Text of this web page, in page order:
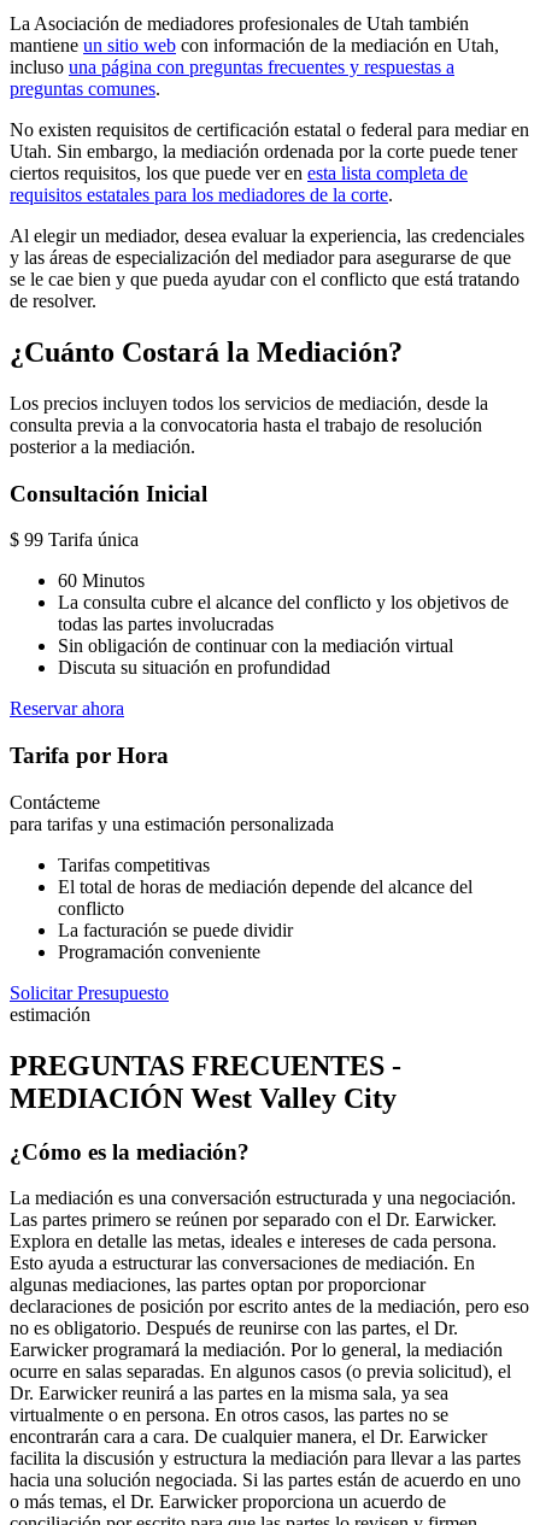
La Asociación de mediadores profesionales de Utah también
mantiene un sitio web con información de la mediación en Utah,
incluso una página con preguntas frecuentes y respuestas a
preguntas comunes.
No existen requisitos de certificación estatal o federal para mediar en
Utah. Sin embargo, la mediación ordenada por la corte puede tener
ciertos requisitos, los que puede ver en esta lista completa de
requisitos estatales para los mediadores de la corte.
Al elegir un mediador, desea evaluar la experiencia, las credenciales
y las áreas de especialización del mediador para asegurarse de que
se le cae bien y que pueda ayudar con el conflicto que está tratando
de resolver.
¿Cuánto Costará la Mediación?
Los precios incluyen todos los servicios de mediación, desde la
consulta previa a la convocatoria hasta el trabajo de resolución
posterior a la mediación.
Consultación Inicial
$ 99 Tarifa única
60 Minutos
La consulta cubre el alcance del conflicto y los objetivos de
todas las partes involucradas
Sin obligación de continuar con la mediación virtual
Discuta su situación en profundidad
Reservar ahora
Tarifa por Hora
Contácteme
para tarifas y una estimación personalizada
Tarifas competitivas
El total de horas de mediación depende del alcance del
conflicto
La facturación se puede dividir
Programación conveniente
Solicitar Presupuesto
estimación
PREGUNTAS FRECUENTES -
MEDIACIÓN West Valley City
¿Cómo es la mediación?
La mediación es una conversación estructurada y una negociación.
Las partes primero se reúnen por separado con el Dr. Earwicker.
Explora en detalle las metas, ideales e intereses de cada persona.
Esto ayuda a estructurar las conversaciones de mediación. En
algunas mediaciones, las partes optan por proporcionar
declaraciones de posición por escrito antes de la mediación, pero eso
no es obligatorio. Después de reunirse con las partes, el Dr.
Earwicker programará la mediación. Por lo general, la mediación
ocurre en salas separadas. En algunos casos (o previa solicitud), el
Dr. Earwicker reunirá a las partes en la misma sala, ya sea
virtualmente o en persona. En otros casos, las partes no se
encontrarán cara a cara. De cualquier manera, el Dr. Earwicker
facilita la discusión y estructura la mediación para llevar a las partes
hacia una solución negociada. Si las partes están de acuerdo en uno
o más temas, el Dr. Earwicker proporciona un acuerdo de